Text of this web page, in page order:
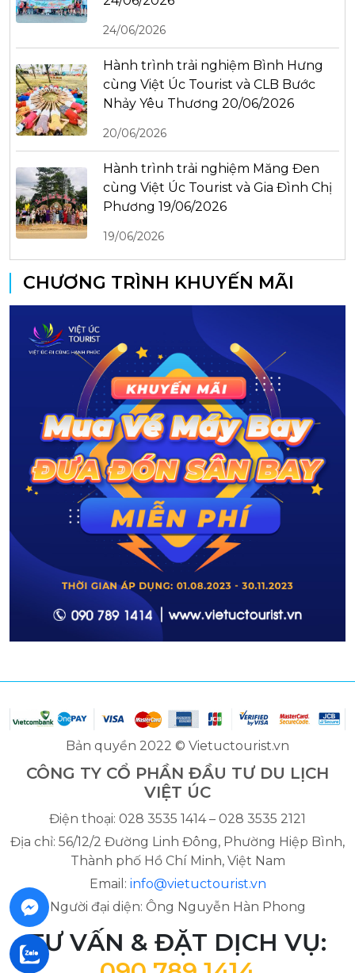
24/06/2026
Hành trình trải nghiệm Bình Hưng
cùng Việt Úc Tourist và CLB Bước
Nhảy Yêu Thương 20/06/2026
20/06/2026
Hành trình trải nghiệm Măng Đen
cùng Việt Úc Tourist và Gia Đình Chị
Phương 19/06/2026
19/06/2026
CHƯƠNG TRÌNH KHUYẾN MÃI
Bản quyền 2022 © Vietuctourist.vn
CÔNG TY CỔ PHẦN ĐẦU TƯ DU LỊCH
VIỆT ÚC
Điện thoại: 028 3535 1414 – 028 3535 2121
Địa chỉ: 56/12/2 Đường Linh Đông, Phường Hiệp Bình,
Thành phố Hồ Chí Minh, Việt Nam
Email: info@vietuctourist.vn
Người đại diện: Ông Nguyễn Hàn Phong
TƯ VẤN & ĐẶT DỊCH VỤ: